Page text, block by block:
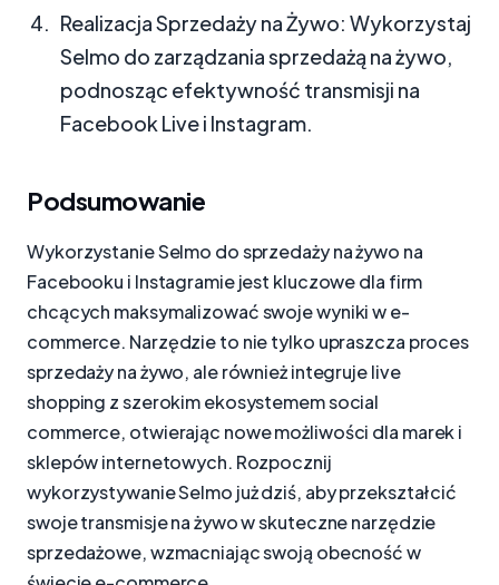
Realizacja Sprzedaży na Żywo: Wykorzystaj
Selmo do zarządzania sprzedażą na żywo,
podnosząc efektywność transmisji na
Facebook Live i Instagram.
Podsumowanie
Wykorzystanie Selmo do sprzedaży na żywo na
Facebooku i Instagramie jest kluczowe dla firm
chcących maksymalizować swoje wyniki w e-
commerce. Narzędzie to nie tylko upraszcza proces
sprzedaży na żywo, ale również integruje live
shopping z szerokim ekosystemem social
commerce, otwierając nowe możliwości dla marek i
sklepów internetowych. Rozpocznij
wykorzystywanie Selmo już dziś, aby przekształcić
swoje transmisje na żywo w skuteczne narzędzie
sprzedażowe, wzmacniając swoją obecność w